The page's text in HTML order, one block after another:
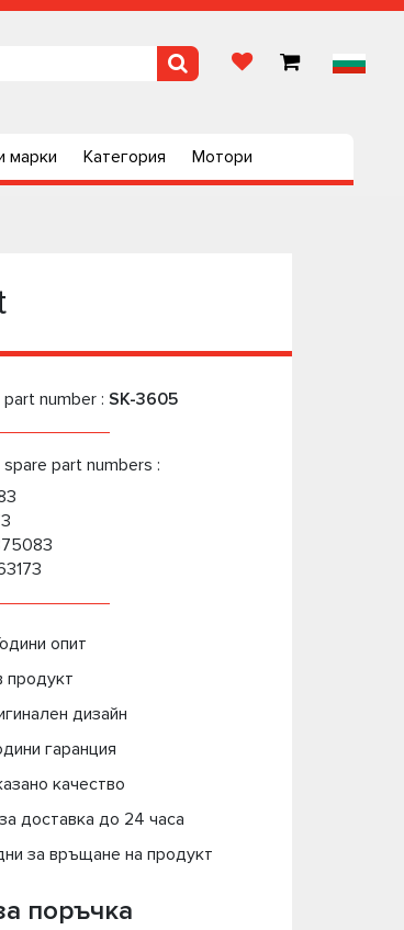
марки Категория Мотори
part number : SK-3605
spare part numbers :
опит
продукт
дизайн
гаранция
качество
доставка до 24 часа
за връщане на продукт
поръчка